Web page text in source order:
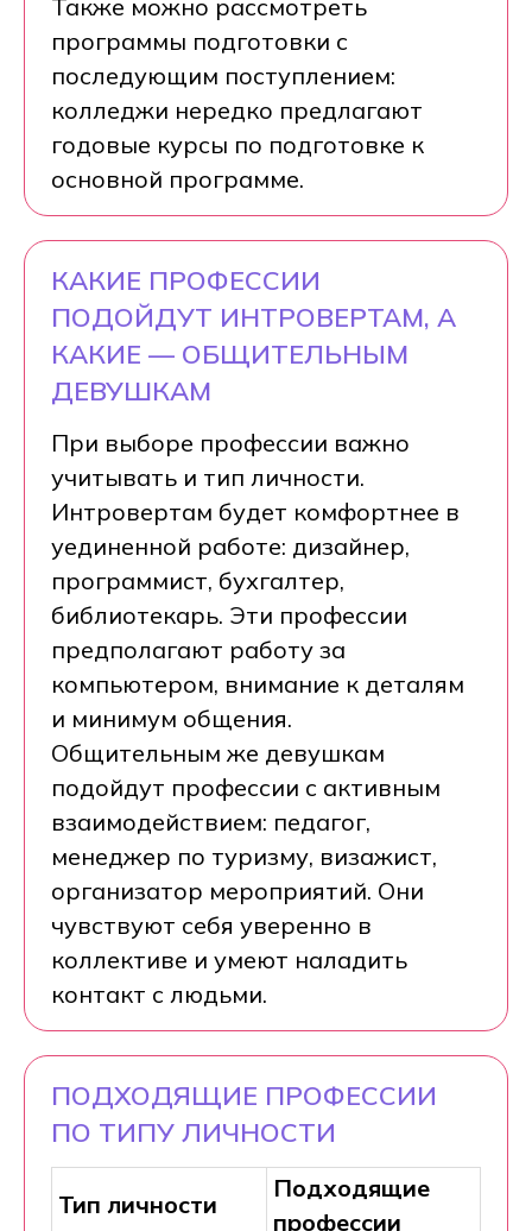
Также можно рассмотреть
программы подготовки с
последующим поступлением:
колледжи нередко предлагают
годовые курсы по подготовке к
основной программе.
КАКИЕ ПРОФЕССИИ
ПОДОЙДУТ ИНТРОВЕРТАМ, А
КАКИЕ — ОБЩИТЕЛЬНЫМ
ДЕВУШКАМ
При выборе профессии важно
учитывать и тип личности.
Интровертам будет комфортнее в
уединенной работе: дизайнер,
программист, бухгалтер,
библиотекарь. Эти профессии
предполагают работу за
компьютером, внимание к деталям
и минимум общения.
Общительным же девушкам
подойдут профессии с активным
взаимодействием: педагог,
менеджер по туризму, визажист,
организатор мероприятий. Они
чувствуют себя уверенно в
коллективе и умеют наладить
контакт с людьми.
ПОДХОДЯЩИЕ ПРОФЕССИИ
ПО ТИПУ ЛИЧНОСТИ
Тип личности
Подходящие
профессии